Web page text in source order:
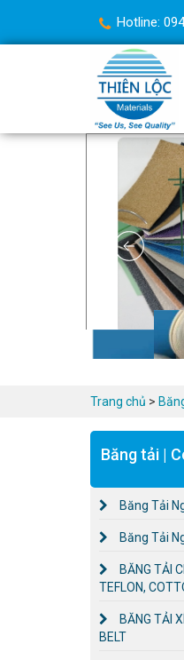
Hotline:
Trang chủ >
Băng tải |
Băng Tải
Băng Tải
BĂNG TẢI
TEFLON,
BĂNG TẢI
BELT